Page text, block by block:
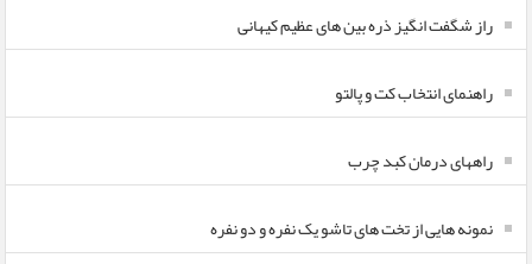
راز شگفت انگیز ذره بین های عظیم کیهانی
راهنمای انتخاب کت و پالتو
راههای درمان کبد چرب
نمونه هایی از تخت های تاشو یک نفره و دو نفره